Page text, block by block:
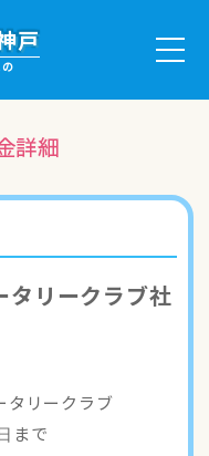
戸
情報
報
詳細
リークラブ社
リークラブ
まで